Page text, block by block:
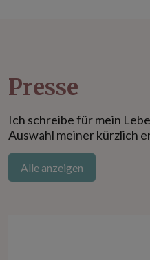
Presse
Ich schreibe für mein
Auswahl meiner kürzlich
Alle anzeigen